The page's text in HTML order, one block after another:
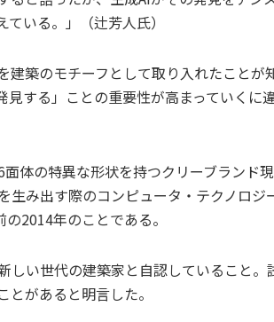
いる。」（辻芳人氏）
築のモチーフとして取り入れたことが
する」ことの重要性が高まっていくに
体の特異な形状を持つクリーブランド
み出す際のコンピュータ・テクノロジ
2014年のことである。
しい世代の建築家と自認していること。
があると明言した。